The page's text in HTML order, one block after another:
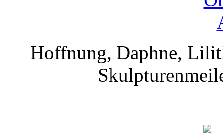
Hoffnung, Daphne,